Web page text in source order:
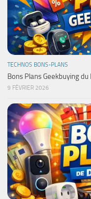
TECHNOS BONS-PLANS
Bons Plans Geekbuying
9 FÉVRIER 2026